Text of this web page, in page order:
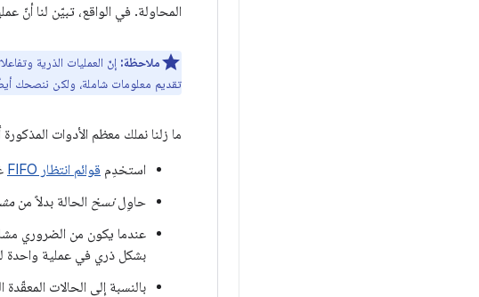
المحاولة. في الواقع، تبيّن لنا أنّ
ملاحظة: إنّ العمليات الذرية
تقديم معلومات شاملة، ولكن ننصحك أيضًا
ما زلنا نملك معظم الأدوات
استخدِم قوائم انتظار FIFO
حاوِلنسخ الحالة بدلاً من
عندما يكون من الضروري
بشكل ذري في عملية واحدة
بالنسبة إلى الحالات